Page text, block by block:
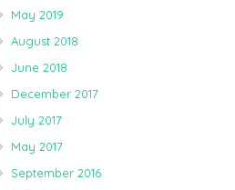
May 2019
August 2018
June 2018
December 2017
July 2017
May 2017
September 2016